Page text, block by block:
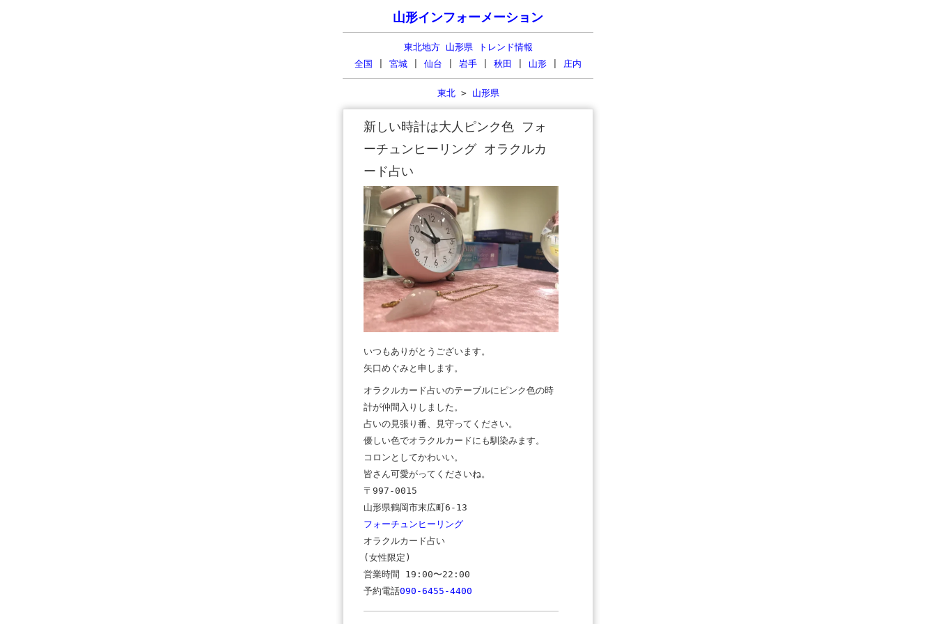
山形インフォーメーション
東北地方 山形県 トレンド情報
全国
宮城 仙台 岩手 秋田 山形 庄内
東北> 山形県
新しい時計は大人ピンク色 フォ
ーチュンヒーリング オラクルカ
ード占い
いつもありがとうございます。
矢口めぐみと申します。
オラクルカード占いのテーブルにピンク色の時
計が仲間入りしました。
占いの見張り番、見守ってください。
優しい色でオラクルカードにも馴染みます。
コロンとしてかわいい。
皆さん可愛がってくださいね。
〒997-0015
山形県鶴岡市末広町6-13
フォーチュンヒーリング
オラクルカード占い
(女性限定)
営業時間 19:00〜22:00
予約電話090-6455-4400